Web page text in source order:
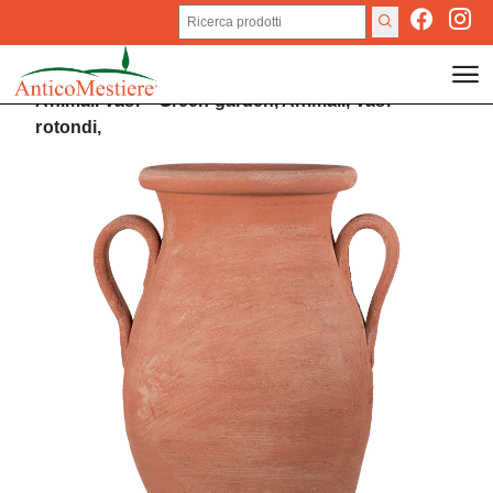
AnimaliVasi>Green garden,Animali,Vasi
rotondi,